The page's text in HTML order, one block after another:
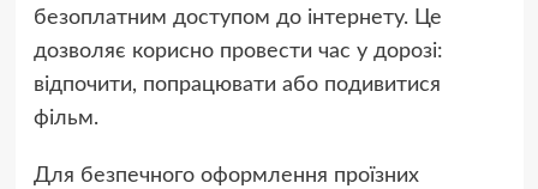
безоплатним доступом до інтернету. Це
дозволяє корисно провести час у дорозі:
відпочити, попрацювати або подивитися
фільм.
Для безпечного оформлення проїзних